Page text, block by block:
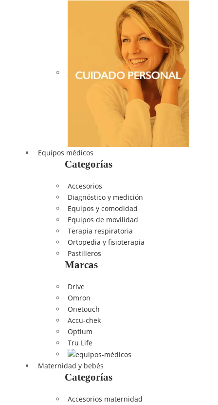
Equipos médicos
Categorías
Accesorios
Diagnóstico y medición
Equipos y comodidad
Equipos de movilidad
Terapia respiratoria
Ortopedia y fisioterapia
Pastilleros
Marcas
Drive
Omron
Onetouch
Accu-chek
Optium
Tru Life
Maternidad y bebés
Categorías
Accesorios maternidad